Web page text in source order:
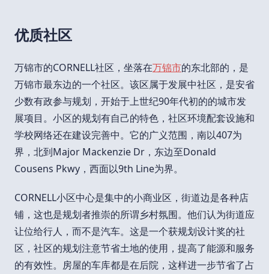
优质社区
万锦市的CORNELL社区，坐落在万锦市的东北部的，是
万锦市最东边的一个社区。该区属于发展中社区，是安省
少数有政参与规划，开始于上世纪90年代初的的城市发
展项目。小区的规划有自己的特色，社区环境配套设施和
学校网络还在建设完善中。它的广义范围，南以407为
界，北到Major Mackenzie Dr，东边至Donald
Cousens Pkwy，西面以9th Line为界。
CORNELL小区中心是集中的小商业区，街道边是各种店
铺，这也是规划者推崇的所谓乡村氛围。他们认为街道应
让位给行人，而不是汽车。这是一个获规划设计奖的社
区，社区的规划注意节省土地的使用，提高了能源和服务
的有效性。房屋的车库都是在后院，这样进一步节省了占